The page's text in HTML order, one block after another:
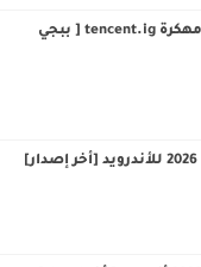
تحميل لعبة PUBG MOBILE 4.3.0 مهكرة tencent.ig [ ببجي